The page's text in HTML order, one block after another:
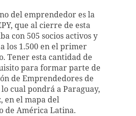
del emprendedor es la
que al cierre de esta
con 505 socios activos y
los 1.500 en el primer
Tener esta cantidad de
para formar parte de
de Emprendedores de
cual pondrá a Paraguay,
en el mapa del
de América Latina.